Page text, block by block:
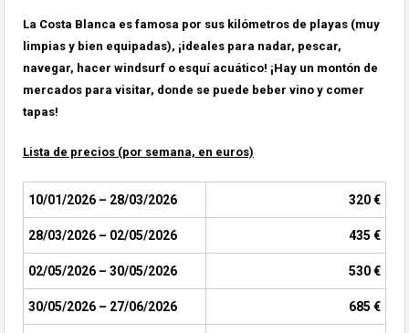
La Costa Blanca es famosa por sus kilómetros de playas (muy
limpias y bien equipadas), ¡ideales para nadar, pescar,
navegar, hacer windsurf o esquí acuático! ¡Hay un montón de
mercados para visitar, donde se puede beber vino y comer
tapas!
Lista de precios (por semana, en euros)
10/01/2026 – 28/03/2026 320 €
28/03/2026 – 02/05/2026 435 €
02/05/2026 – 30/05/2026 530 €
30/05/2026 – 27/06/2026 685 €